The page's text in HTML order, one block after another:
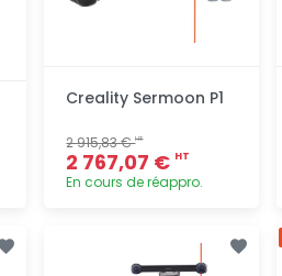
Creality Sermoon P1
2 915,83 €HT
2 767,07 € HT
En cours de réappro.